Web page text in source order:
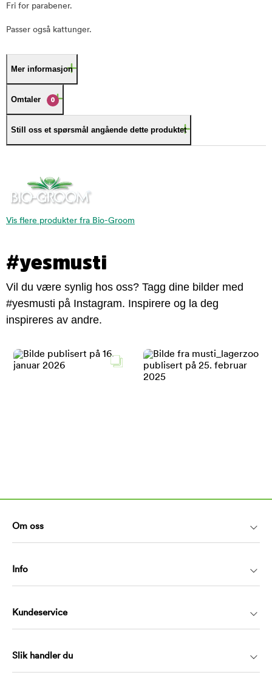
Fri for parabener.
Passer også kattunger.
Mer informasjon
Omtaler 0
Still oss et spørsmål angående dette produktet
Vis flere produkter fra Bio-Groom
#yesmusti
Vil du være synlig hos oss? Tagg dine bilder med
#yesmusti på Instagram. Inspirere og la deg
inspireres av andre.
Om oss
Info
Kundeservice
Slik handler du